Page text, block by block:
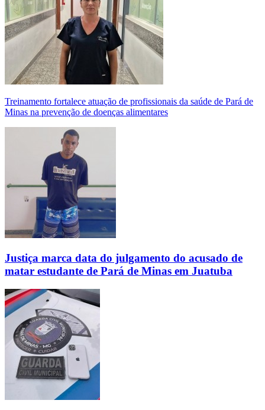
Treinamento fortalece atuação de profissionais da saúde de Pará de
Minas na prevenção de doenças alimentares
Justiça marca data do julgamento do acusado de
matar estudante de Pará de Minas em Juatuba